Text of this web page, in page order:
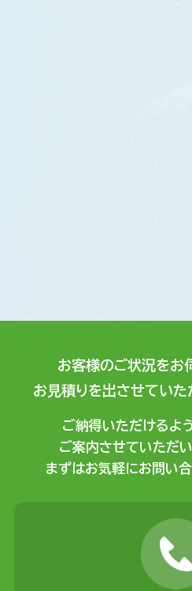
お客様のご状況をお
お見積りを出させていた
ご納得いただけるよ
ご案内させていただい
まずはお気軽にお問い合